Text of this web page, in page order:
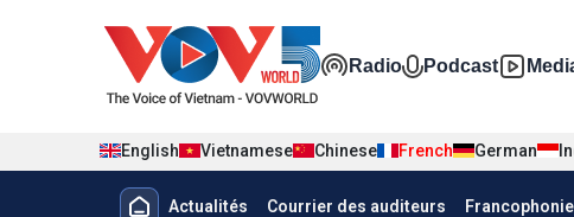
Đa phương
Radio Podcast
English Vietnamese Chinese French German
Menu trang chủ tiếng Pháp
Actualités Courrier des auditeurs Francophonie